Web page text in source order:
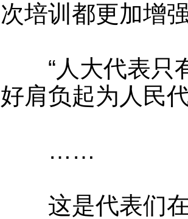
次培训都更加增
“人大代表只有
好肩负起为人民
……
这是代表们在